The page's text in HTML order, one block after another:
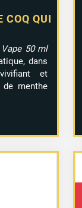
COQ QUI
50 ml
dans
et
menthe